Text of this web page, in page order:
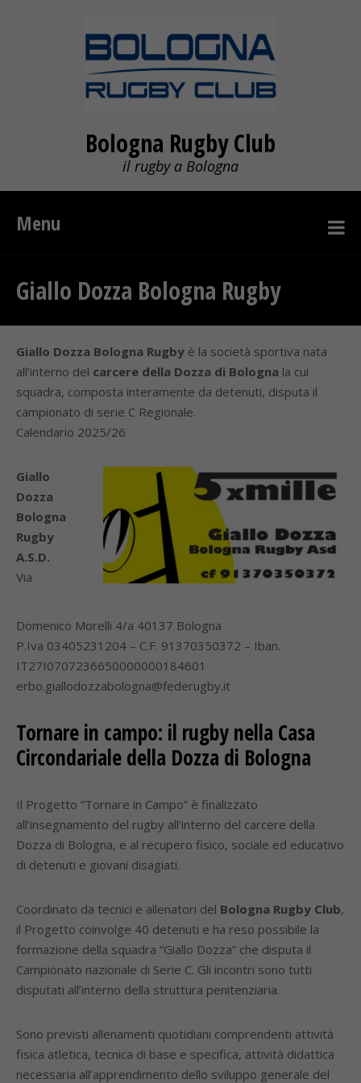
Bologna Rugby Club
il rugby a Bologna
Menu
Giallo Dozza Bologna Rugby
Giallo Dozza Bologna Rugby è la società sportiva nata
all’interno del carcere della Dozza di Bologna la cui
squadra, composta interamente da detenuti, disputa il
campionato di serie C Regionale.
Calendario 2025/26
Giallo
Dozza
Bologna
Rugby
A.S.D.
Via
Domenico Morelli 4/a 40137 Bologna
P.Iva 03405231204 – C.F. 91370350372 – Iban.
IT27I0707236650000000184601
erbo.giallodozzabologna@federugby.it
Tornare in campo: il rugby nella Casa
Circondariale della Dozza di Bologna
Il Progetto “Tornare in Campo” è finalizzato
all’insegnamento del rugby all’interno del carcere della
Dozza di Bologna, e al recupero fisico, sociale ed educativo
di detenuti e giovani disagiati.
Coordinato da tecnici e allenatori del Bologna Rugby Club,
il Progetto coinvolge 40 detenuti e ha reso possibile la
formazione della squadra “Giallo Dozza” che disputa il
Campionato nazionale di Serie C. Gli incontri sono tutti
disputati all’interno della struttura penitenziaria.
Sono previsti allenamenti quotidiani comprendenti attività
fisica atletica, tecnica di base e specifica, attività didattica
necessaria all’apprendimento dello sviluppo generale del